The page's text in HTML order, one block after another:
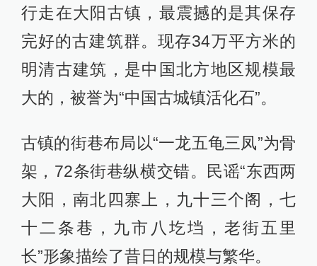
行走在大阳古镇，最震撼的是其保存
完好的古建筑群。现存34万平方米的
明清古建筑，是中国北方地区规模最
大的，被誉为“中国古城镇活化石”。
古镇的街巷布局以“一龙五龟三凤”为骨
架，72条街巷纵横交错。民谣“东西两
大阳，南北四寨上，九十三个阁，七
十二条巷，九市八圪垱，老街五里
长”形象描绘了昔日的规模与繁华。